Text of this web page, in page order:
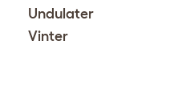
Undulater
Vinter